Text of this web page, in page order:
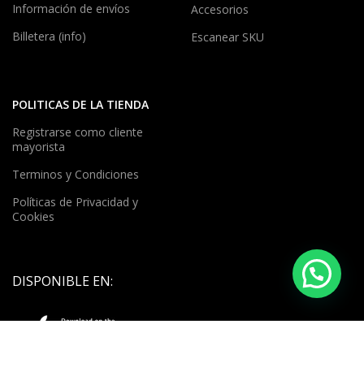
Información de envíos
Billetera (info)
Accesorios
Escanear SKU
POLITICAS DE LA TIENDA
Registrarse como cliente
mayorista
Terminos y Condiciones
Políticas de Privacidad y
Cookies
DISPONIBLE EN: